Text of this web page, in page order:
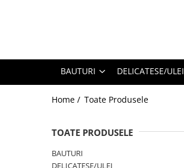
PARFUMURI
BAUTURI DELICATESE/ULEI
Home / Toate Produsele
TOATE PRODUSELE
BAUTURI
DELICATESE/ULEI